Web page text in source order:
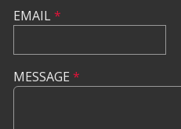
EMAIL*
MESSAGE *